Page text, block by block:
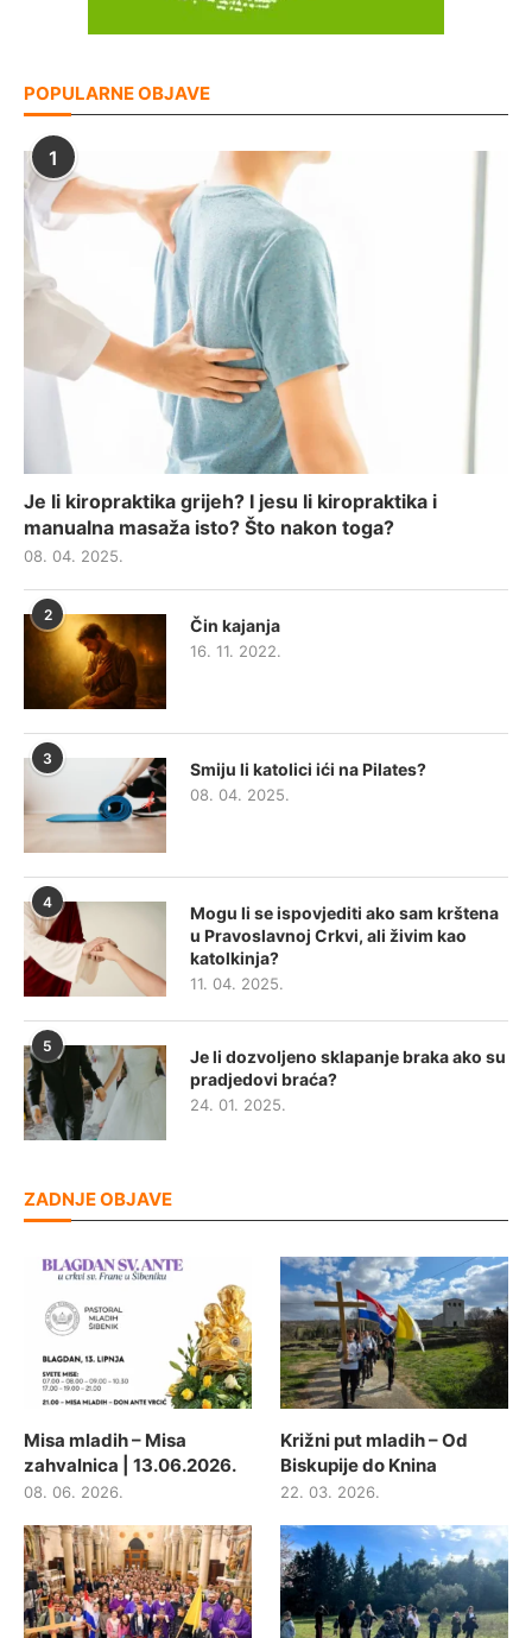
POPULARNE OBJAVE
1
Je li kiropraktika grijeh? I jesu li kiropraktika i
manualna masaža isto? Što nakon toga?
08. 04. 2025.
2
Čin kajanja
16. 11. 2022.
3
Smiju li katolici ići na Pilates?
08. 04. 2025.
4
Mogu li se ispovjediti ako sam krštena
u Pravoslavnoj Crkvi, ali živim kao
katolkinja?
11. 04. 2025.
5
Je li dozvoljeno sklapanje braka ako su
pradjedovi braća?
24. 01. 2025.
ZADNJE OBJAVE
Misa mladih – Misa
zahvalnica | 13.06.2026.
08. 06. 2026.
Križni put mladih – Od
Biskupije do Knina
22. 03. 2026.